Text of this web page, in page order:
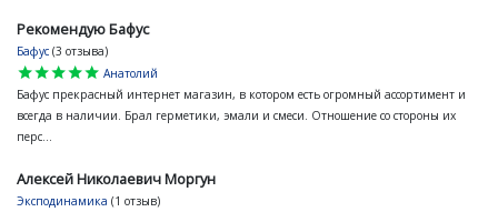
Рекомендую Бафус
Бафус (3 отзыва)
star
star
star
star
star
Анатолий
Бафус прекрасный интернет магазин, в котором есть огромный ассортимент и
всегда в наличии. Брал герметики, эмали и смеси. Отношение со стороны их
перс...
Алексей Николаевич Моргун
Эксподинамика (1 отзыв)